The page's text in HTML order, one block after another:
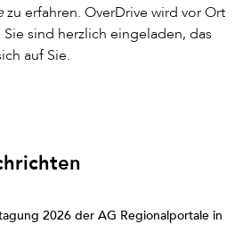
zu erfahren. OverDrive wird vor Ort
Sie sind herzlich eingeladen, das
auf Sie.
2026 der AG Regionalportale in